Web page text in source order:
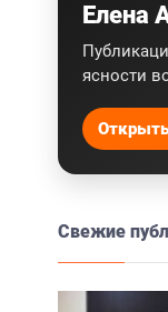
Елена
ясности
Свежие